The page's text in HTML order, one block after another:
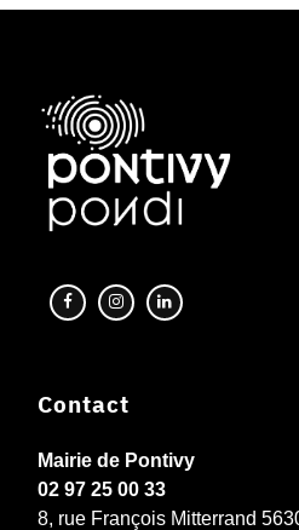
Contact
Mairie de Pontivy
02 97 25 00 33
8, rue François Mitterrand